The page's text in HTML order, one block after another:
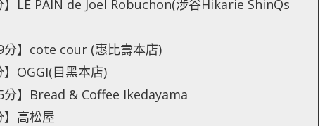
】LE PAIN de Joel Robuchon(涉谷Hikarie ShinQs
分】cote cour (惠比壽本店)
OGGI(目黑本店)
分】Bread & Coffee Ikedayama
】高松屋